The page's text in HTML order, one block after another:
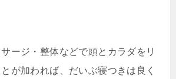
ージ・整体などで頭とカラダをリ
が加われば、だいぶ寝つきは良く